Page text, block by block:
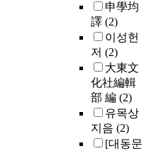
申學均
譯 (2)
이성헌
저 (2)
大東文
化社編輯
部 編 (2)
유목상
지음 (2)
[대동문